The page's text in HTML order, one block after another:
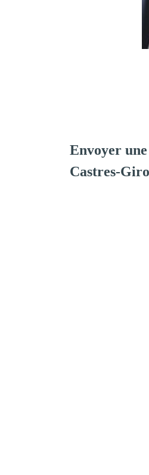
Envoyer
Castres-